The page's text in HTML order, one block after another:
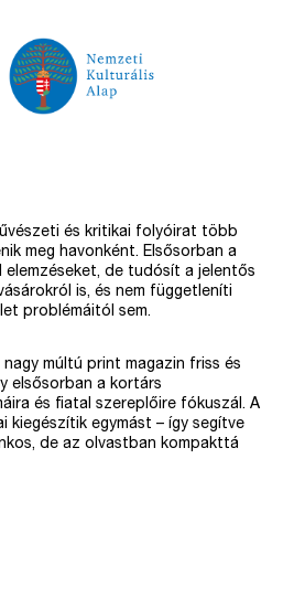
és kritikai folyóirat több
meg havonként. Elsősorban a
elemzéseket, de tudósít a jelentős
is, és nem függetleníti
problémáitól sem.
múltú print magazin friss és
elsősorban a kortárs
és fiatal szereplőire fókuszál. A
kiegészítik egymást – így segítve
de az olvastban kompakttá